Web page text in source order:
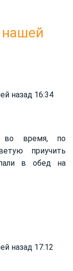
назад 16:34
во время, по
приучить
в обед на
назад 17:12